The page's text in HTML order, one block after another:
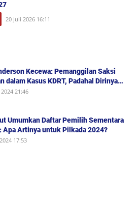
20 Juli 2026 16:11
Kecewa: Pemanggilan Saksi
dalam Kasus KDRT, Padahal Dirinya
dan Tidak Berada di Tempat
21:46
Umumkan Daftar Pemilih Sementara
Apa Artinya untuk Pilkada 2024?
17:53